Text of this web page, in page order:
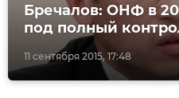
11 сентября 2015, 17:48
Бречалов: ОНФ в
под полный